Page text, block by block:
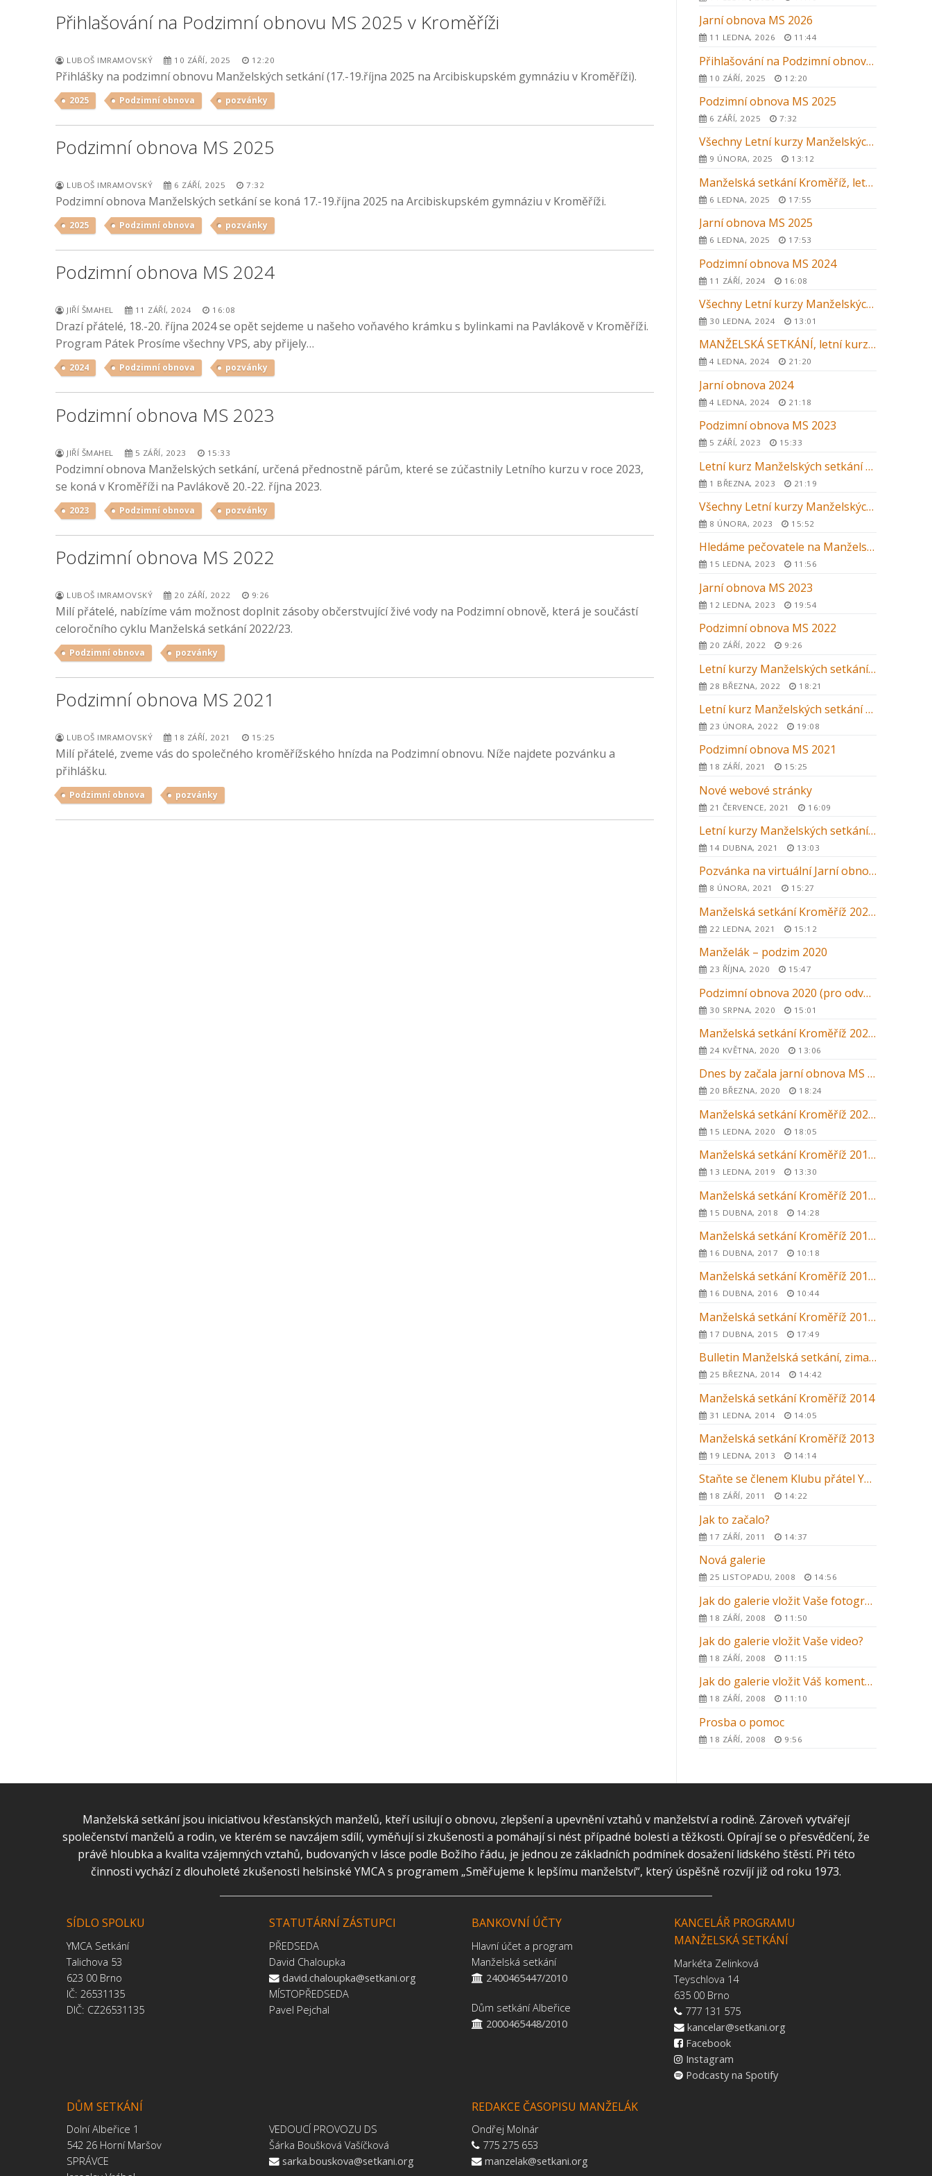
Přihlašování na Podzimní obnovu MS 2025 v Kroměříži
LUBOŠ IMRAMOVSKÝ 10 ZÁŘÍ, 2025 12:20
Přihlášky na podzimní obnovu Manželských setkání (17.-19.října 2025 na Arcibiskupském gymnáziu v Kroměříži).
2025 Podzimní obnova pozvánky
Podzimní obnova MS 2025
LUBOŠ IMRAMOVSKÝ 6 ZÁŘÍ, 2025 7:32
Podzimní obnova Manželských setkání se koná 17.-19.října 2025 na Arcibiskupském gymnáziu v Kroměříži.
2025 Podzimní obnova pozvánky
Podzimní obnova MS 2024
JIŘÍ ŠMAHEL 11 ZÁŘÍ, 2024 16:08
Drazí přátelé, 18.-20. října 2024 se opět sejdeme u našeho voňavého krámku s bylinkami na Pavlákově v Kroměříži.
Program Pátek Prosíme všechny VPS, aby přijely…
2024 Podzimní obnova pozvánky
Podzimní obnova MS 2023
JIŘÍ ŠMAHEL 5 ZÁŘÍ, 2023 15:33
Podzimní obnova Manželských setkání, určená přednostně párům, které se zúčastnily Letního kurzu v roce 2023,
se koná v Kroměříži na Pavlákově 20.-22. října 2023.
2023 Podzimní obnova pozvánky
Podzimní obnova MS 2022
LUBOŠ IMRAMOVSKÝ 20 ZÁŘÍ, 2022 9:26
Milí přátelé, nabízíme vám možnost doplnit zásoby občerstvující živé vody na Podzimní obnově, která je součástí
celoročního cyklu Manželská setkání 2022/23.
Podzimní obnova pozvánky
Podzimní obnova MS 2021
LUBOŠ IMRAMOVSKÝ 18 ZÁŘÍ, 2021 15:25
Milí přátelé, zveme vás do společného kroměřížského hnízda na Podzimní obnovu. Níže najdete pozvánku a
přihlášku.
Podzimní obnova pozvánky
Jarní obnova MS 2026
11 LEDNA, 2026 11:44
Přihlašování na Podzimní obnovu MS 2025 v Kroměříži
10 ZÁŘÍ, 2025 12:20
Podzimní obnova MS 2025
6 ZÁŘÍ, 2025 7:32
Všechny Letní kurzy Manželských setkání 2025 v ČR
9 ÚNORA, 2025 13:12
Manželská setkání Kroměříž, letní kurz 2025
6 LEDNA, 2025 17:55
Jarní obnova MS 2025
6 LEDNA, 2025 17:53
Podzimní obnova MS 2024
11 ZÁŘÍ, 2024 16:08
Všechny Letní kurzy Manželských setkání 2024 v ČR
30 LEDNA, 2024 13:01
MANŽELSKÁ SETKÁNÍ, letní kurz 2024
4 LEDNA, 2024 21:20
Jarní obnova 2024
4 LEDNA, 2024 21:18
Podzimní obnova MS 2023
5 ZÁŘÍ, 2023 15:33
Letní kurz Manželských setkání 2023 v Kroměříži
1 BŘEZNA, 2023 21:19
Všechny Letní kurzy Manželských setkání 2023 v ČR
8 ÚNORA, 2023 15:52
Hledáme pečovatele na Manželská setkání 2023
15 LEDNA, 2023 11:56
Jarní obnova MS 2023
12 LEDNA, 2023 19:54
Podzimní obnova MS 2022
20 ZÁŘÍ, 2022 9:26
Letní kurzy Manželských setkání 2022 v ČR
28 BŘEZNA, 2022 18:21
Letní kurz Manželských setkání 2022 v Kroměříži
23 ÚNORA, 2022 19:08
Podzimní obnova MS 2021
18 ZÁŘÍ, 2021 15:25
Nové webové stránky
21 ČERVENCE, 2021 16:09
Letní kurzy Manželských setkání 2021
14 DUBNA, 2021 13:03
Pozvánka na virtuální Jarní obnovu MS 2021
8 ÚNORA, 2021 15:27
Manželská setkání Kroměříž 2021 – letní kurz
22 LEDNA, 2021 15:12
Manželák – podzim 2020
23 ŘÍJNA, 2020 15:47
Podzimní obnova 2020 (pro odvážné)
30 SRPNA, 2020 15:01
Manželská setkání Kroměříž 2020 – zrušení letního kurzu
24 KVĚTNA, 2020 13:06
Dnes by začala jarní obnova MS v Kroměříži …
20 BŘEZNA, 2020 18:24
Manželská setkání Kroměříž 2020 – letní kurz – ZRUŠENO
15 LEDNA, 2020 18:05
Manželská setkání Kroměříž 2019 – letní kurz
13 LEDNA, 2019 13:30
Manželská setkání Kroměříž 2018 – letní kurz
15 DUBNA, 2018 14:28
Manželská setkání Kroměříž 2017 – letní kurz
16 DUBNA, 2017 10:18
Manželská setkání Kroměříž 2016 – letní kurz
16 DUBNA, 2016 10:44
Manželská setkání Kroměříž 2015 – letní kurz
17 DUBNA, 2015 17:49
Bulletin Manželská setkání, zima 2014
25 BŘEZNA, 2014 14:42
Manželská setkání Kroměříž 2014
31 LEDNA, 2014 14:05
Manželská setkání Kroměříž 2013
19 LEDNA, 2013 14:14
Staňte se členem Klubu přátel YMCA Setkání
18 ZÁŘÍ, 2011 14:22
Jak to začalo?
17 ZÁŘÍ, 2011 14:37
Nová galerie
25 LISTOPADU, 2008 14:56
Jak do galerie vložit Vaše fotografie?
18 ZÁŘÍ, 2008 11:50
Jak do galerie vložit Vaše video?
18 ZÁŘÍ, 2008 11:15
Jak do galerie vložit Váš komentář nebo svědectví
18 ZÁŘÍ, 2008 11:10
Prosba o pomoc
18 ZÁŘÍ, 2008 9:56
Manželská setkání jsou iniciativou křesťanských manželů, kteří usilují o obnovu, zlepšení a upevnění vztahů v manželství a rodině. Zároveň vytvářejí
společenství manželů a rodin, ve kterém se navzájem sdílí, vyměňují si zkušenosti a pomáhají si nést případné bolesti a těžkosti. Opírají se o přesvědčení, že
právě hloubka a kvalita vzájemných vztahů, budovaných v lásce podle Božího řádu, je jednou ze základních podmínek dosažení lidského štěstí. Při této
činnosti vychází z dlouholeté zkušenosti helsinské YMCA s programem „Směřujeme k lepšímu manželství“, který úspěšně rozvíjí již od roku 1973.
SÍDLO SPOLKU
YMCA Setkání
Talichova 53
623 00 Brno
IČ: 26531135
DIČ: CZ26531135
STATUTÁRNÍ ZÁSTUPCI
PŘEDSEDA
David Chaloupka
david.chaloupka@setkani.org
MÍSTOPŘEDSEDA
Pavel Pejchal
BANKOVNÍ ÚČTY
Hlavní účet a program
Manželská setkání
2400465447/2010
Dům setkání Albeřice
2000465448/2010
KANCELÁŘ PROGRAMU
MANŽELSKÁ SETKÁNÍ
Markéta Zelinková
Teyschlova 14
635 00 Brno
777 131 575
kancelar@setkani.org
Facebook
Instagram
Podcasty na Spotify
DŮM SETKÁNÍ
Dolní Albeřice 1
542 26 Horní Maršov
SPRÁVCE
VEDOUCÍ PROVOZU DS
Šárka Boušková Vašíčková
sarka.bouskova@setkani.org
REDAKCE ČASOPISU MANŽELÁK
Ondřej Molnár
775 275 653
manzelak@setkani.org